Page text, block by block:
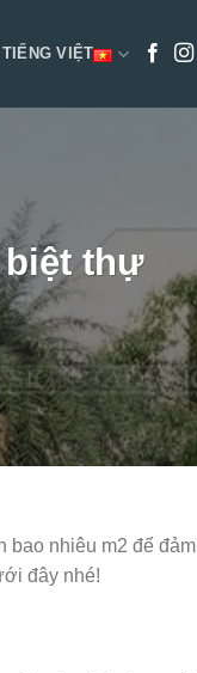
TIẾNG VIỆT
biệt thự
bao nhiêu m2 để đảm
đây nhé!